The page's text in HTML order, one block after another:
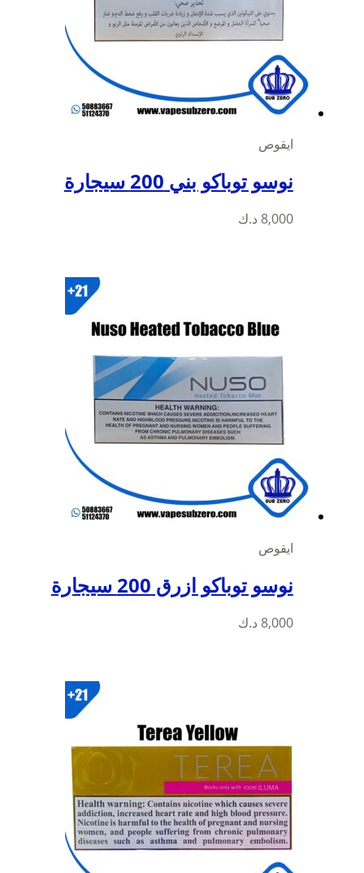
ايقوص
نوسو توباكو بني 200 سيجارة
8,000 د.ك
ايقوص
نوسو توباكو ازرق 200 سيجارة
8,000 د.ك